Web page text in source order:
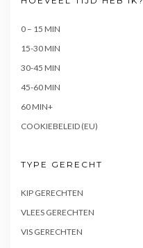
0 – 15 MIN
15-30 MIN
30-45 MIN
45-60 MIN
60 MIN+
COOKIEBELEID (EU)
TYPE GERECHT
KIP GERECHTEN
VLEES GERECHTEN
VIS GERECHTEN